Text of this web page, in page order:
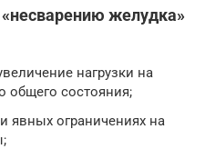
желудка»
нагрузки на
общего состояния;
явных ограничениях на